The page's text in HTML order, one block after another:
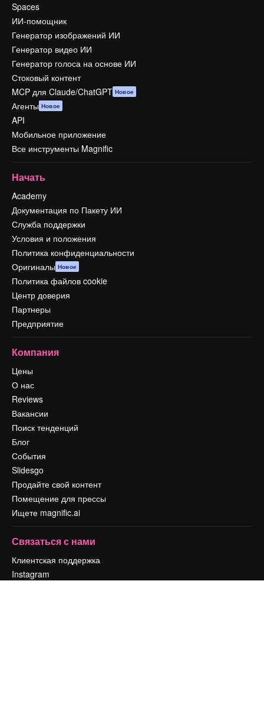
Spaces
ИИ-помощник
Генератор изображений ИИ
Генератор видео ИИ
Генератор голоса на основе ИИ
Стоковый контент
MCP для Claude/ChatGPT Новое
Агенты Новое
API
Мобильное приложение
Все инструменты Magnific
Начать
Academy
Документация по Пакету ИИ
Служба поддержки
Условия и положения
Политика конфиденциальности
Оригиналы Новое
Политика файлов cookie
Центр доверия
Партнеры
Предприятие
Компания
Цены
О нас
Reviews
Вакансии
Поиск тенденций
Блог
События
Slidesgo
Продайте свой контент
Помещение для прессы
Ищете magnific.ai
Связаться с нами
Клиентская поддержка
Instagram